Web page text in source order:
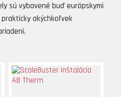
sú vybavené buď európskymi
akýchkoľvek